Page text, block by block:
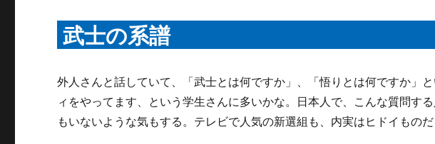
武士の系譜
外人さんと話していて、「武士とは何ですか」、「悟りとは何ですか」
ィをやってます、という学生さんに多いかな。日本人で、こんな質問す
もいないような気もする。テレビで人気の新選組も、内実はヒドイもの